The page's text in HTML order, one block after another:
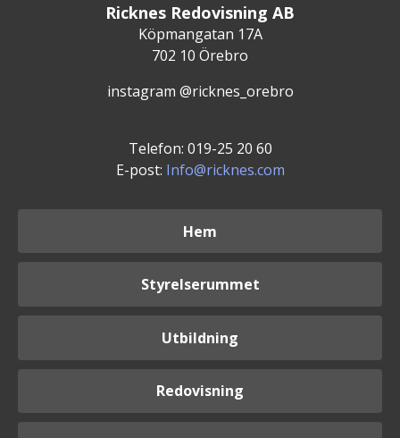
Ricknes Redovisning AB
Köpmangatan 17A
702 10 Örebro
instagram @ricknes_orebro
Telefon: 019-25 20 60
E-post: Info@ricknes.com
Hem
Styrelserummet
Utbildning
Redovisning